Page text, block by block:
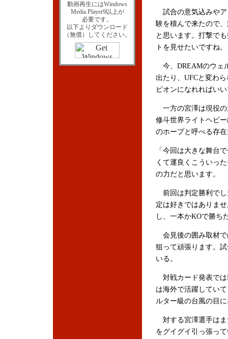
動画再生にはWindows
Media Player9以上が
必要です。
以下よりダウンロード
（無償）してください。
試合の意気込みやア
験を積んで来たので
と思います。打撃で
トを見せたいですね。
今、DREAMのウェ
出たり、UFCと変わ
ピオンになれればい
一方の宮澤は現役の
修斗世界ライトヘビ
のホープと呼べる存
「今回は大きな舞台
くて運良くこういっ
の力だと思います。
前回は判定勝利でし
定は好きではありま
し、一本かKOで勝ち
会見後の囲み取材で
狙って頑張ります。
いる。
対戦カード発表では
は海外で活躍してい
ルター級の台風の目
対する宮澤選手はま
をグイグイ引っ張っ